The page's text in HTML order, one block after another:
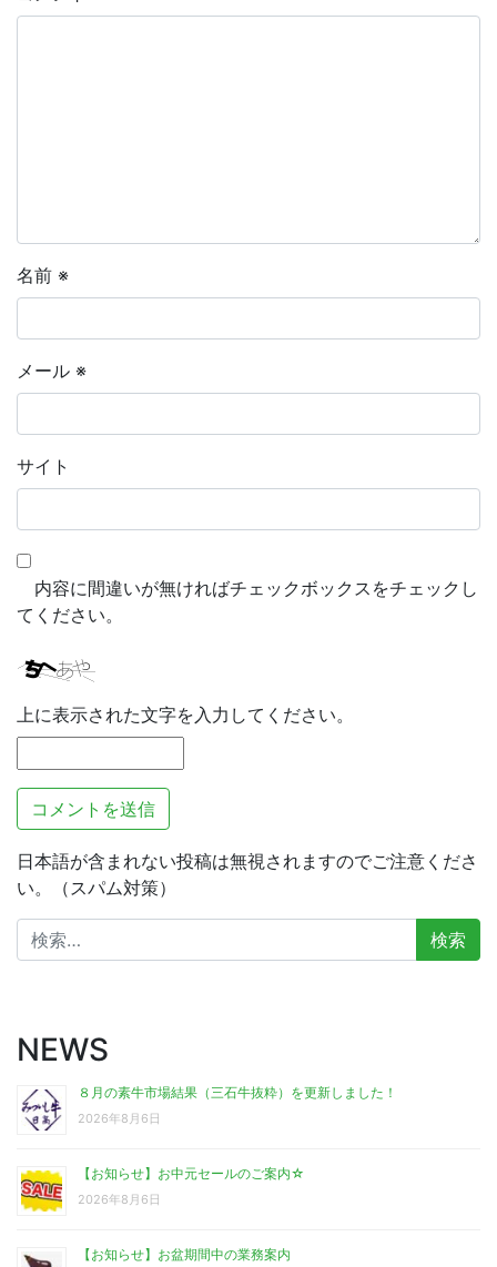
名前 ※
メール ※
サイト
内容に間違いが無ければチェックボックスをチェックし
てください。
上に表示された文字を入力してください。
日本語が含まれない投稿は無視されますのでご注意くださ
い。（スパム対策）
検
索:
NEWS
８月の素牛市場結果（三石牛抜粋）を更新しました！
2026年8月6日
【お知らせ】お中元セールのご案内☆
2026年8月6日
【お知らせ】お盆期間中の業務案内